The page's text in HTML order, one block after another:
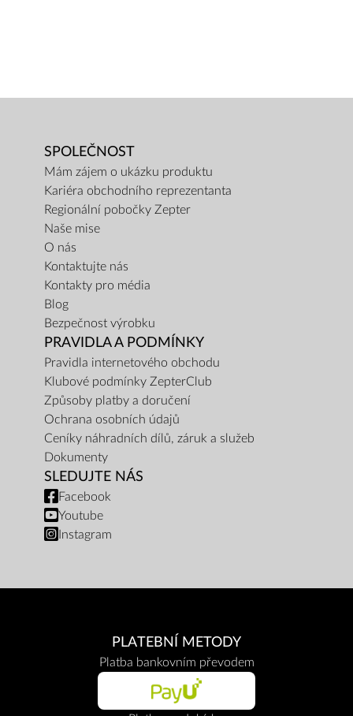
SPOLEČNOST
Mám zájem o ukázku produktu
Kariéra obchodního reprezentanta
Regionální pobočky Zepter
Naše mise
O nás
Kontaktujte nás
Kontakty pro média
Blog
Bezpečnost výrobku
PRAVIDLA A PODMÍNKY
Pravidla internetového obchodu
Klubové podmínky ZepterClub
Způsoby platby a doručení
Ochrana osobních údajů
Ceníky náhradních dílů, záruk a služeb
Dokumenty
SLEDUJTE NÁS
Facebook
Youtube
Instagram
PLATEBNÍ METODY
Platba bankovním převodem